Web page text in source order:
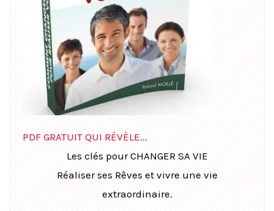
PDF GRATUIT QUI RÉVÈLE...
Les clés pour CHANGER SA VIE
Réaliser ses Rêves et vivre une vie
extraordinaire.